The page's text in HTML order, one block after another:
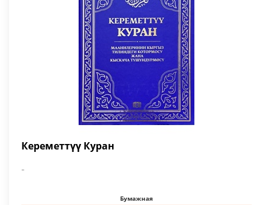
Кереметтүү Куран
-
Бумажная